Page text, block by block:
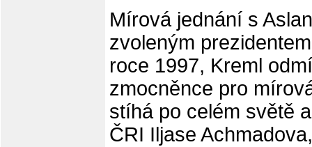
Mírová jednání s
zvoleným
roce 1997, Kreml
zmocněnce pro
stíhá po celém světě
ČRI Iljase